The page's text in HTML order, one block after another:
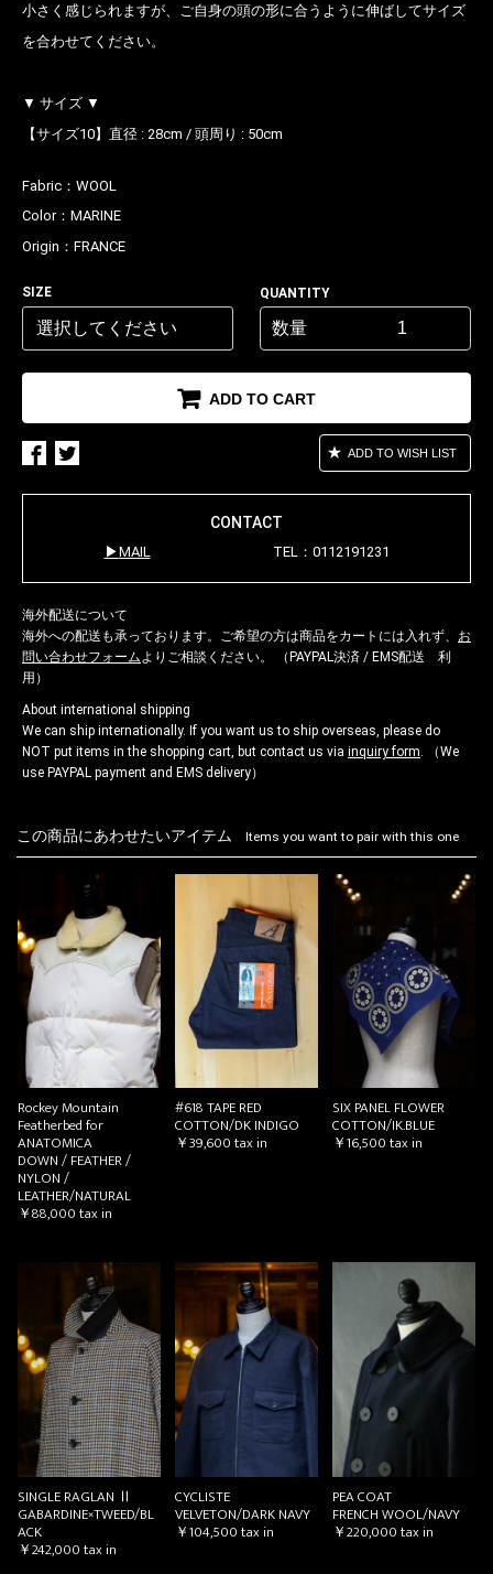
小さく感じられますが、ご自身の頭の形に合うように伸ばしてサイズ
を合わせてください。
▼ サイズ ▼
【サイズ10】直径 : 28cm / 頭周り : 50cm
Fabric： WOOL
Color： MARINE
Origin： FRANCE
SIZE QUANTITY
数量
ADD TO CART
カートへ進む
ADD TO WISH LIST
CONTACT
MAIL TEL：0112191231
海外配送について
海外への配送も承っております。ご希望の方は商品をカートには入れず、 お
問い合わせフォームよりご相談ください。 （PAYPAL決済 / EMS配送 利
用）
About international shipping
We can ship internationally. If you want us to ship overseas, please do
NOT put items in the shopping cart, but contact us via inquiry form. （We
use PAYPAL payment and EMS delivery）
この商品にあわせたいアイテム Items you want to pair with this one
Rockey Mountain
Featherbed for
ANATOMICA
DOWN / FEATHER /
NYLON /
LEATHER/NATURAL
￥88,000tax in
#618 TAPE RED
COTTON/DK INDIGO
￥39,600tax in
SIX PANEL FLOWER
COTTON/IK.BLUE
￥16,500tax in
SINGLE RAGLAN Ⅱ
GABARDINE×TWEED/BL
ACK
￥242,000tax in
CYCLISTE
VELVETON/DARK NAVY
￥104,500tax in
PEA COAT
FRENCH WOOL/NAVY
￥220,000tax in